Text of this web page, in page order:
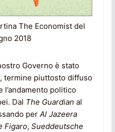
The Economist del
2018
Governo è stato
termine piuttosto diffuso
politico
Dal The Guardian al
per Al Jazeera
Figaro, Sueddeutsche